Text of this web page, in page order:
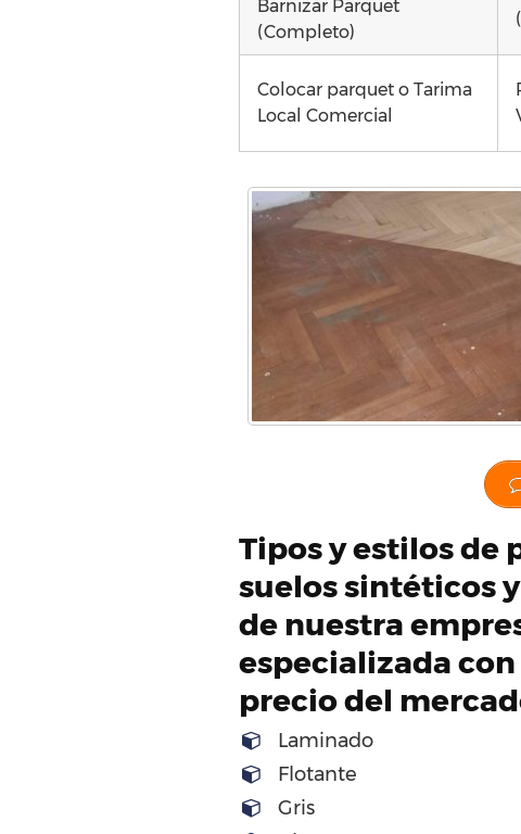
Barnizar Parquet
(Completo)
Colocar parquet o Tarima
Local Comercial
Tipos y estilos de
suelos sintéticos
de nuestra
especializada
precio del
Laminado
Flotante
Gris